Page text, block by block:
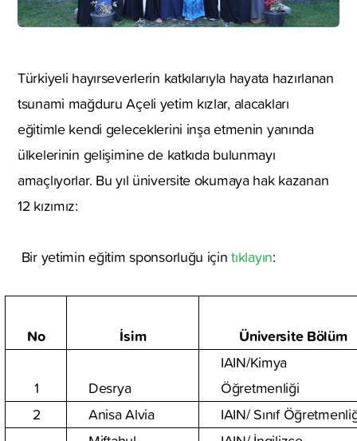
Türkiyeli hayırseverlerin katkılarıyla hayata hazırlanan
tsunami mağduru Açeli yetim kızlar, alacakları
eğitimle kendi geleceklerini inşa etmenin yanında
ülkelerinin gelişimine de katkıda bulunmayı
amaçlıyorlar. Bu yıl üniversite okumaya hak kazanan
12 kızımız:
Bir yetimin eğitim sponsorluğu içintıklayın:
No İsim Üniversite Bölüm
1 Desrya
IAIN/Kimya
Öğretmenliği
2
Anisa Alvia IAIN/ Sınıf